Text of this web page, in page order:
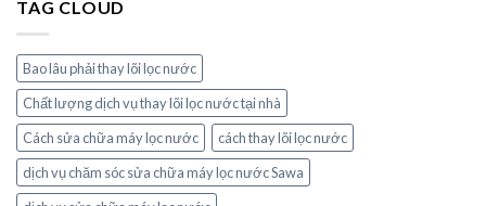
TAG CLOUD
Bao lâu phải thay lõi lọc nước
Chất lượng dịch vụ thay lõi lọc nước tại nhà
Cách sửa chữa máy lọc nước
cách thay lõi lọc nước
dịch vụ chăm sóc sửa chữa máy lọc nước Sawa